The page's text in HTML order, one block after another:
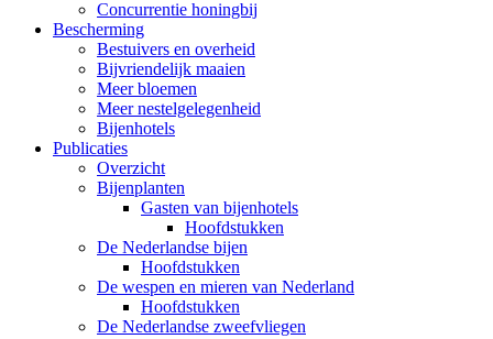
Concurrentie honingbij
Bescherming
Bestuivers en overheid
Bijvriendelijk maaien
Meer bloemen
Meer nestelgelegenheid
Bijenhotels
Publicaties
Overzicht
Bijenplanten
Gasten van bijenhotels
Hoofdstukken
De Nederlandse bijen
Hoofdstukken
De wespen en mieren van Nederland
Hoofdstukken
De Nederlandse zweefvliegen